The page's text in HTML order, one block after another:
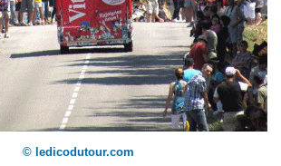
© ledicodutour.com